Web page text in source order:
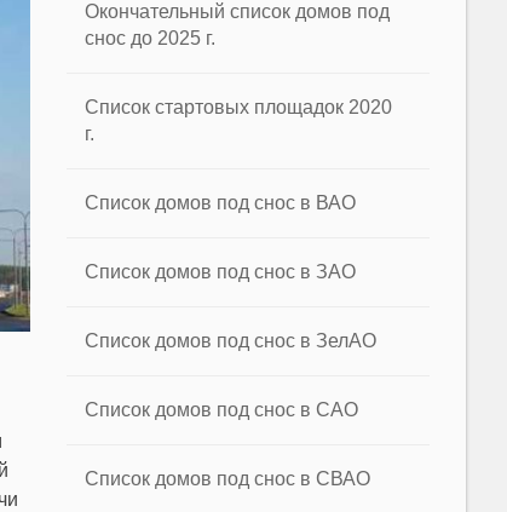
Окончательный список домов под
снос до 2025 г.
Список стартовых площадок 2020
г.
Список домов под снос в ВАО
Список домов под снос в ЗАО
Список домов под снос в ЗелАО
Список домов под снос в САО
Список домов под снос в СВАО